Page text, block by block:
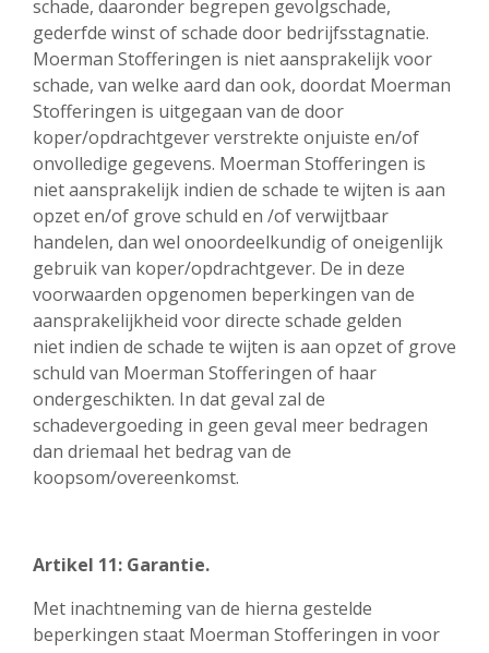
schade, daaronder begrepen gevolgschade,
gederfde winst of schade door bedrijfsstagnatie.
Moerman Stofferingen is niet aansprakelijk voor
schade, van welke aard dan ook, doordat Moerman
Stofferingen is uitgegaan van de door
koper/opdrachtgever verstrekte onjuiste en/of
onvolledige gegevens. Moerman Stofferingen is
niet aansprakelijk indien de schade te wijten is aan
opzet en/of grove schuld en /of verwijtbaar
handelen, dan wel onoordeelkundig of oneigenlijk
gebruik van koper/opdrachtgever. De in deze
voorwaarden opgenomen beperkingen van de
aansprakelijkheid voor directe schade gelden
niet indien de schade te wijten is aan opzet of grove
schuld van Moerman Stofferingen of haar
ondergeschikten. In dat geval zal de
schadevergoeding in geen geval meer bedragen
dan driemaal het bedrag van de
koopsom/overeenkomst.
Artikel 11: Garantie.
Met inachtneming van de hierna gestelde
beperkingen staat Moerman Stofferingen in voor